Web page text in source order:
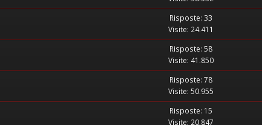
Risposte: 33
Visite: 24.411
Risposte: 58
Visite: 41.850
Risposte: 78
Visite: 50.955
Risposte: 15
Visite: 20.847